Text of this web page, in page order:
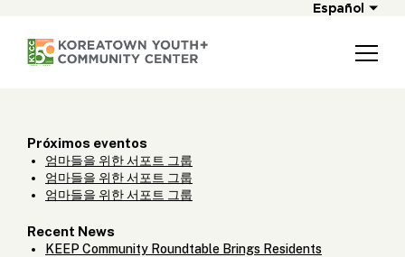
Español
Próximos eventos
엄마들을 위한 서포트 그룹
엄마들을 위한 서포트 그룹
엄마들을 위한 서포트 그룹
Recent News
KEEP Community Roundtable Brings Residents